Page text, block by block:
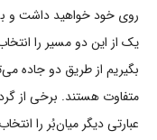
روی خود خواهید داشت و
یک از این دو مسیر را
بگیریم از طریق دو جاده
متفاوت هستند. برخی از
عبارتی دیگر میان‌بُر را